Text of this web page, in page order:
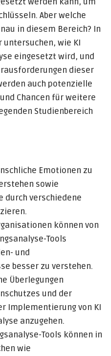
Aber welche
in diesem Bereich? In
wie KI
eingesetzt wird, und
dieser
auch potenzielle
Chancen für weitere
Studienbereich
Emotionen zu
sowie
durch verschiedene
können von
Tools
und
besser zu verstehen.
Überlegungen
und der
Implementierung von KI
anzugehen.
Tools können in
wie